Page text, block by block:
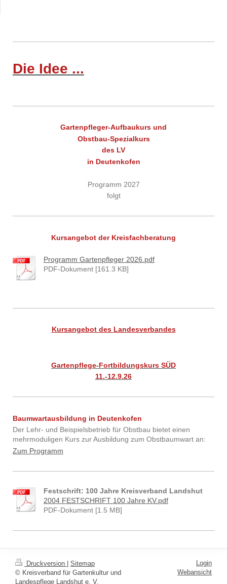
Die Idee ...
Gartenpfleger-Aufbaukurs und
Obstbau-Spezialkurs
des LV
in Deutenkofen
Programm 2027
folgt
Kursangebot der Kreisfachberatung
Programm Gartenpfleger 2026.pdf
PDF-Dokument [161.3 KB]
Kursangebot des Landesverbandes
Gartenpflege-Fortbildungskurs SÜD
11.-12.9.26
Baumwartausbildung in Deutenkofen
Der Lehr- und Beispielsbetrieb für Obstbau bietet einen
mehrmoduligen Kurs zur Ausbildung zum Obstbaumwart an:
Zum Programm
Festschrift: 100 Jahre Kreisverband Landshut
2004 FESTSCHRIFT 100 Jahre KV.pdf
PDF-Dokument [1.5 MB]
Druckversion | Sitemap
© Kreisverband für Gartenkultur und
Landespflege Landshut e. V.
Login
Webansicht